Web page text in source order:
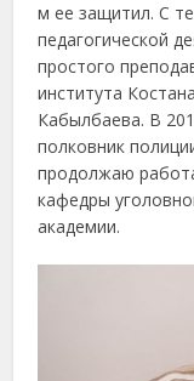
м ее защитил. С
педагогической
простого
института
Кабылбаева. В
полковник
продолжаю
кафедры
академии.